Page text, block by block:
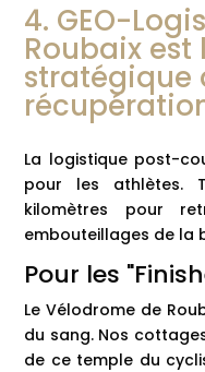
4. GEO-
Roubaix est
stratégique
La logistique post-
pour les athlètes.
kilomètres pour
embouteillages de la
Pour les
Le Vélodrome de
du sang. Nos
de ce temple du